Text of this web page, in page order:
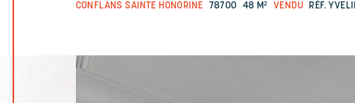
CONFLANS SAINTE HONORINE 78700 48 M² VENDU RÉF.